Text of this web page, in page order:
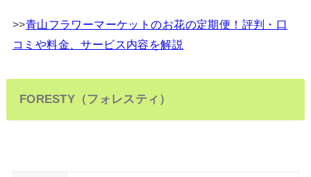
>>青山フラワーマーケットのお花の定期便！評判・口
コミや料金、サービス内容を解説
FORESTY（フォレスティ）